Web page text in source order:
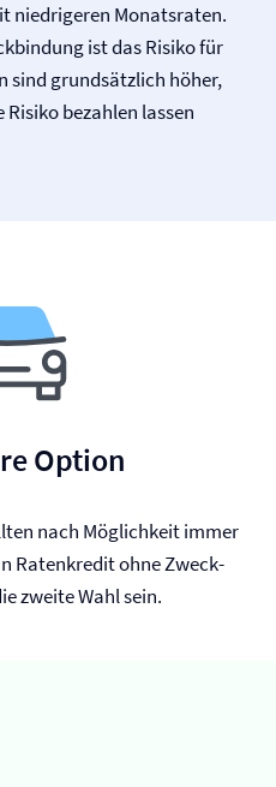
niedrigeren Monatsraten.
ist das Risiko für
sind grundsätzlich höher,
bezahlen lassen
Option
nach Möglichkeit immer
Ratenkredit ohne Zweck­
zweite Wahl sein.